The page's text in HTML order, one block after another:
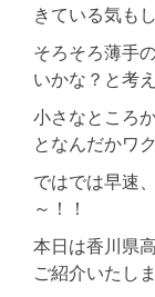
きている気も
そろそろ薄手
いかな？と考
小さなところ
となんだかワ
ではでは早速
～！！
本日は香川県
ご紹介いたし